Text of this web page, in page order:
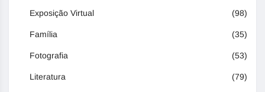
Exposição Virtual (98)
Família (35)
Fotografia (53)
Literatura (79)